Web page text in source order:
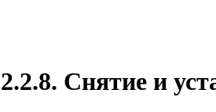
2.2.8. Снятие и